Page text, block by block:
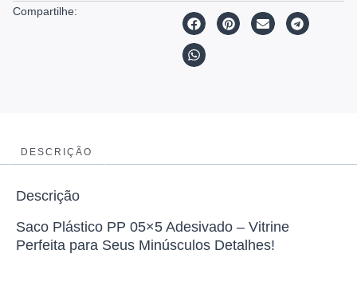
Compartilhe:
DESCRIÇÃO
Descrição
Saco Plástico PP 05×5 Adesivado – Vitrine
Perfeita para Seus Minúsculos Detalhes!